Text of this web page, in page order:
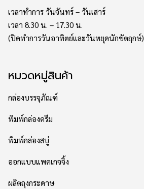
เวลาทำการ วันจันทร์ – วันเสาร์
เวลา 8.30 น. – 17.30 น.
(ปิดทำการวันอาทิตย์และวันหยุดนักขัตฤกษ์)
หมวดหมู่สินค้า
กล่องบรรจุภัณฑ์
พิมพ์กล่องครีม
พิมพ์กล่องสบู่
ออกแบบแพคเกจจิ้ง
ผลิตถุงกระดาษ